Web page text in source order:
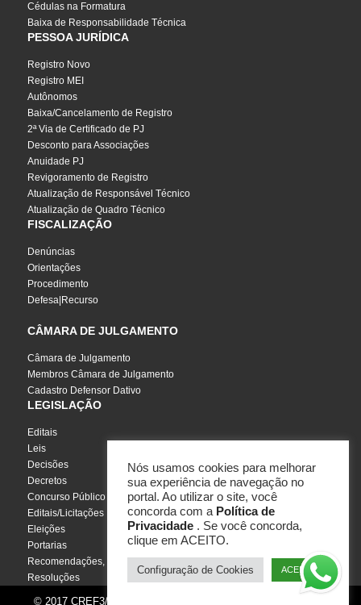
Cédulas na Formatura
Baixa de Responsabilidade Técnica
PESSOA JURÍDICA
Registro Novo
Registro MEI
Autônomos
Baixa/Cancelamento de Registro
2ª Via de Certificado de PJ
Desconto para Associações
Anuidade PJ
Revigoramento de Registro
Atualização de Responsável Técnico
Atualização de Quadro Técnico
FISCALIZAÇÃO
Denúncias
Orientações
Procedimento
Defesa|Recurso
CÂMARA DE JULGAMENTO
Câmara de Julgamento
Membros Câmara de Julgamento
Cadastro Defensor Dativo
LEGISLAÇÃO
Editais
Leis
Decisões
Decretos
Concurso Público
Editais/Licitações
Eleições
Portarias
Recomendações, Pareceres e Notas
Resoluções
© 2017 CREF3/SC - Todos os direitos reservados | Por
Nós usamos cookies para melhorar
sua experiência de navegação no
portal. Ao utilizar o site, você
concorda com a Política de
Privacidade . Se você concorda,
clique em ACEITO.
Configuração de Cookies ACEITO